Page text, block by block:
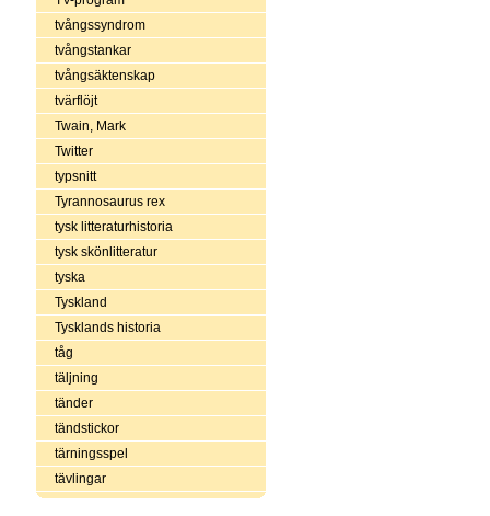
tvångssyndrom
tvångstankar
tvångsäktenskap
tvärflöjt
Twain, Mark
Twitter
typsnitt
Tyrannosaurus rex
tysk litteraturhistoria
tysk skönlitteratur
tyska
Tyskland
Tysklands historia
tåg
täljning
tänder
tändstickor
tärningsspel
tävlingar